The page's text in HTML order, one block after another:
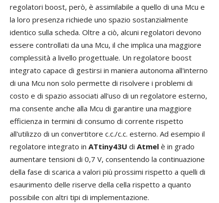
regolatori boost, però, è assimilabile a quello di una Mcu e
la loro presenza richiede uno spazio sostanzialmente
identico sulla scheda. Oltre a ciò, alcuni regolatori devono
essere controllati da una Mcu, il che implica una maggiore
complessità a livello progettuale. Un regolatore boost
integrato capace di gestirsi in maniera autonoma all'interno
di una Mcu non solo permette di risolvere i problemi di
costo e di spazio associati all'uso di un regolatore esterno,
ma consente anche alla Mcu di garantire una maggiore
efficienza in termini di consumo di corrente rispetto
all'utilizzo di un convertitore c.c./c.c. esterno. Ad esempio il
regolatore integrato in ATtiny43U di Atmel è in grado
aumentare tensioni di 0,7 V, consentendo la continuazione
della fase di scarica a valori più prossimi rispetto a quelli di
esaurimento delle riserve della cella rispetto a quanto
possibile con altri tipi di implementazione.